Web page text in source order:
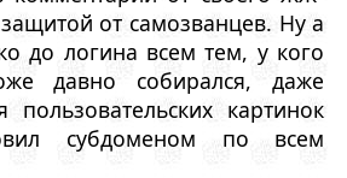
от самозванцев. Ну а
до логина всем тем, у кого
давно собирался, даже
картинок
субдоменом по всем